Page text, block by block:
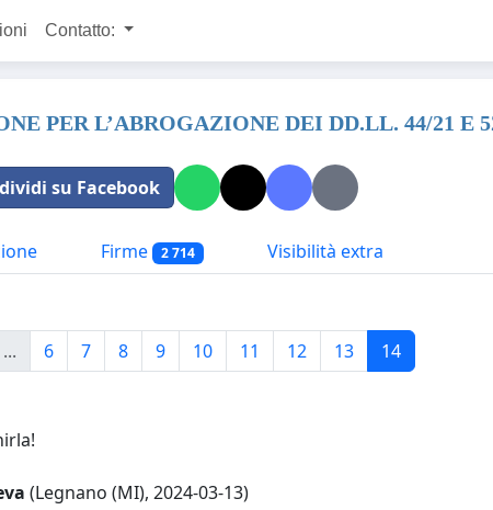
Contatto:
PER L’ABROGAZIONE DEI DD.LL. 44/21 E
su Facebook
Firme 2 714 Visibilità extra
... 6 7 8 9 10 11 12 13 14
(Legnano (MI), 2024-03-13)